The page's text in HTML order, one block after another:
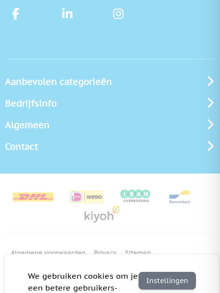
Aanbevolen categorieën
Bedrijfsinfo
Algemeen
Contact
Algemene voorwaarden Privacy Sitemap
Copyright Bedrukken.nl Pas cookie instellingen aan
We gebruiken cookies om je
een betere gebruikers-
Instellingen